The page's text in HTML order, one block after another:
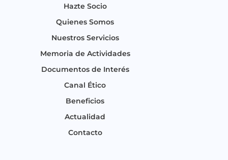
Hazte Socio
Quienes Somos
Nuestros Servicios
Memoria de Actividades
Documentos de Interés
Canal Ético
Beneficios
Actualidad
Contacto